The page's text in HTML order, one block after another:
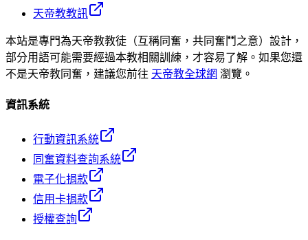
天帝教教訊
本站是專門為天帝教教徒（互稱同奮，共同奮鬥之意）設計，
部分用語可能需要經過本教相關訓練，才容易了解。如果您還
不是天帝教同奮，建議您前往 天帝教全球網 瀏覽。
資訊系統
行動資訊系統
同奮資料查詢系統
電子化捐款
信用卡捐款
授權查詢